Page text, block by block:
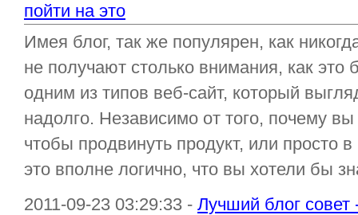
пойти на это
Имея блог, так же популярен, как
не получают столько внимания, как
одним из типов веб-сайт, который
надолго. Независимо от того, почему вы
чтобы продвинуть продукт, или просто
это вполне логично, что вы хотели бы
2011-09-23 03:29:33 - Лучший блог совет